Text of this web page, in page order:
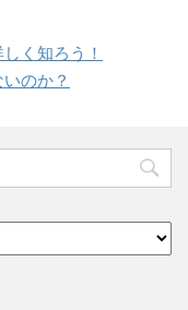
く知ろう！
のか？